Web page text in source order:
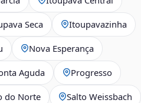
Seca Itoupavazinha
Nova Esperança
Aguda Progresso
do Norte Salto Weissbach